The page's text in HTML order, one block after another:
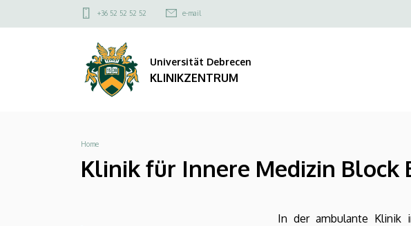
zum
Felső
menü
+36 52 52 52 52 e-mail
Felső
Universität Debrecen
KLINIKZENTRUM
Breadcrumb
Home
Klinik für Innere Medizin
In der ambulante Klinik